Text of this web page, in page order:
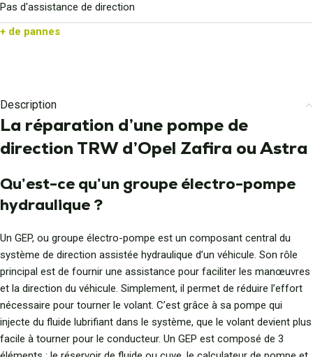
Pas d'assistance de direction
+ de pannes
Description
La réparation d’une pompe de
direction TRW d’Opel Zafira ou Astra
Qu’est-ce qu’un groupe électro-pompe
hydraulique ?
Un GEP, ou groupe électro-pompe est un composant central du
système de direction assistée hydraulique d’un véhicule. Son rôle
principal est de fournir une assistance pour faciliter les manœuvres
et la direction du véhicule. Simplement, il permet de réduire l’effort
nécessaire pour tourner le volant. C’est grâce à sa pompe qui
injecte du fluide lubrifiant dans le système, que le volant devient plus
facile à tourner pour le conducteur. Un GEP est composé de 3